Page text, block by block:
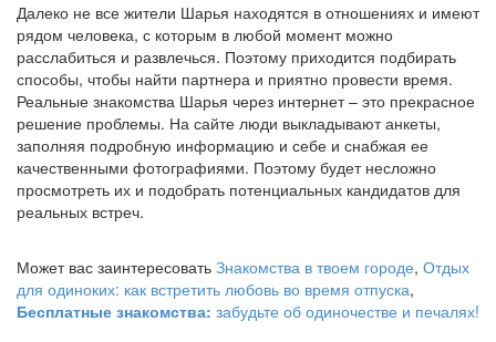
Далеко не все жители Шарья находятся в отношениях и имеют
рядом человека, с которым в любой момент можно
расслабиться и развлечься. Поэтому приходится подбирать
способы, чтобы найти партнера и приятно провести время.
Реальные знакомства Шарья через интернет – это прекрасное
решение проблемы. На сайте люди выкладывают анкеты,
заполняя подробную информацию и себе и снабжая ее
качественными фотографиями. Поэтому будет несложно
просмотреть их и подобрать потенциальных кандидатов для
реальных встреч.
Может вас заинтересовать Знакомства в твоем городе, Отдых
для одиноких: как встретить любовь во время отпуска,
Бесплатные знакомства: забудьте об одиночестве и печалях!